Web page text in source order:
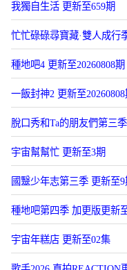
我獨自生活 更新至659期
忙忙碌碌尋寶藏·雙人成行
種地吧4 更新至20260808期
一飯封神2 更新至20260808
脫口秀和Ta的朋友們第三
宇宙幫幫忙 更新至3期
國毉少年志第三季 更新至9
種地吧第四季 加更版更新
宇宙年糕店 更新至02集